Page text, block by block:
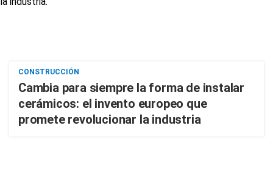
CONSTRUCCIÓN
Cambia para siempre la forma de instalar
cerámicos: el invento europeo que
promete revolucionar la industria